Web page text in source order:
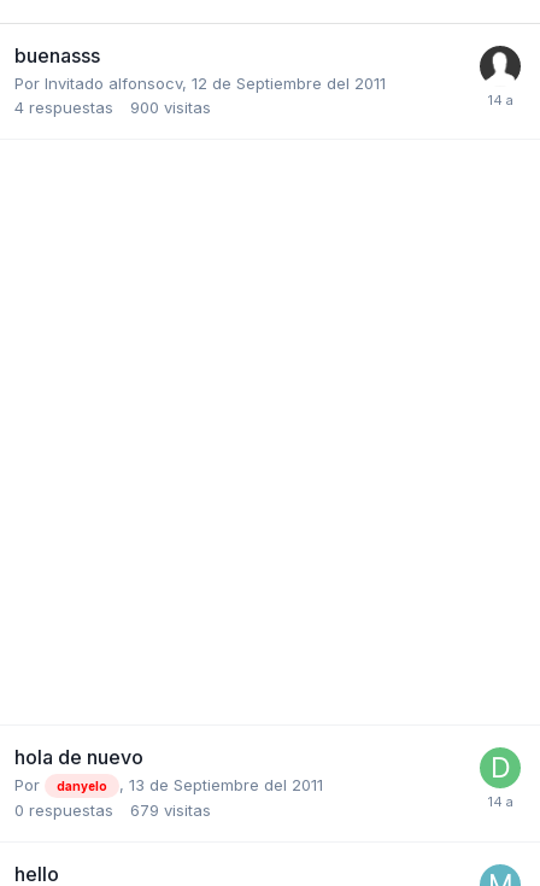
buenasss
Por Invitado alfonsocv, 12 de Septiembre del 2011
4 respuestas 900 visitas
hola de nuevo
Por danyelo , 13 de Septiembre del 2011
0 respuestas 679 visitas
hello